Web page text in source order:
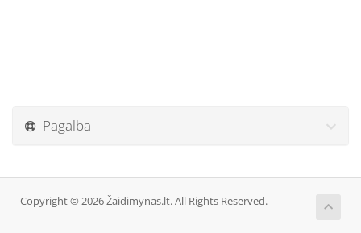
Pagalba
Copyright © 2026 Žaidimynas.lt. All Rights Reserved.